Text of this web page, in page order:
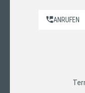
ANRUFEN